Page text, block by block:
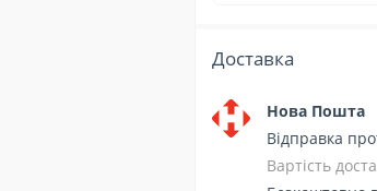
Доставка
Нова Пошта
Відправка
Вартість